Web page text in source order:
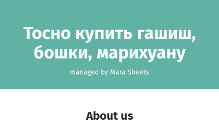
Тосно купить гашиш,
бошки, марихуану
managed by Mara Sheets
About us